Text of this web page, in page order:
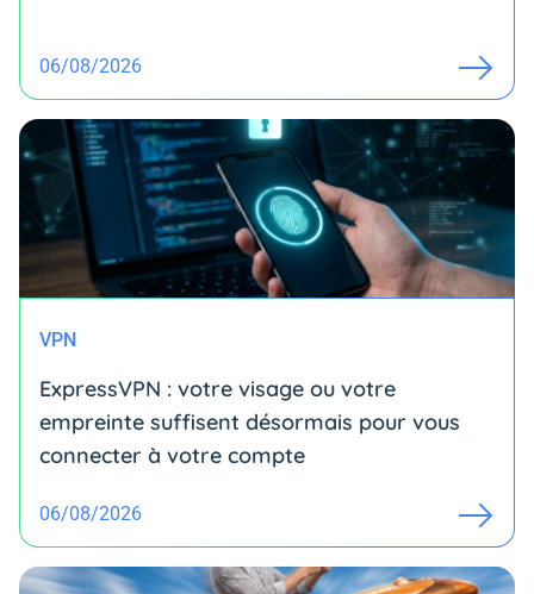
06/08/2026
VPN
ExpressVPN : votre visage ou votre
empreinte suffisent désormais pour vous
connecter à votre compte
06/08/2026